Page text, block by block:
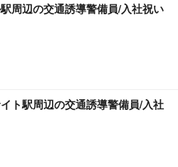
周辺の交通誘導警備員/入社祝い
ト駅周辺の交通誘導警備員/入社